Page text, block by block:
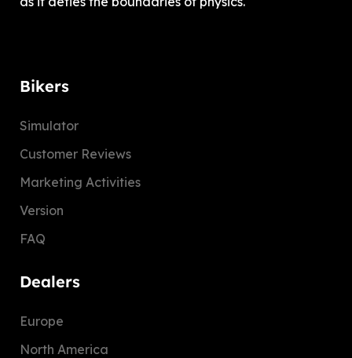
Bikers
Simulator
Customer Reviews
Marketing Activities
Version
FAQ
Dealers
Europe
North America